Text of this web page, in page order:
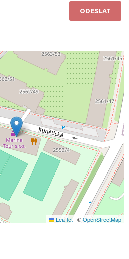
ODESLAT
Leaflet | ©OpenStreetMap